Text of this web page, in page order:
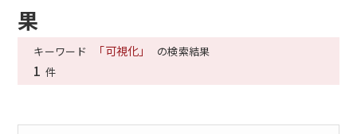
研究・学外連携
図書館
果
キーワード 「可視化」 の検索結果
1 件